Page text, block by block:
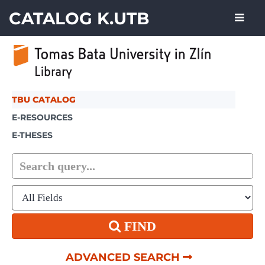
CATALOG K.UTB
TBU CATALOG
E-RESOURCES
E-THESES
FIND
ADVANCED SEARCH